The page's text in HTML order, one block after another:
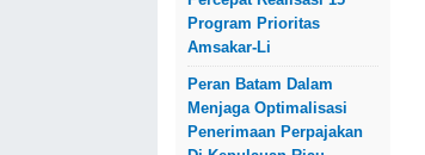
Program Prioritas
Amsakar-Li
Peran Batam Dalam
Menjaga Optimalisasi
Penerimaan Perpajakan